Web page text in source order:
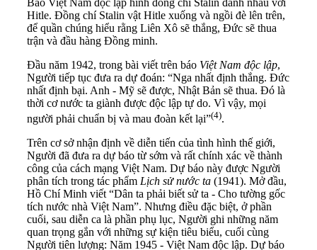
Hitle. Đồng chí Stalin vật Hitle xuống và ngồi đè lên trên,
để quần chúng hiểu rằng Liên Xô sẽ thắng, Đức sẽ thua
trận và đầu hàng Đồng minh.
Đầu năm 1942, trong bài viết trên báo Việt Nam độc lập,
Người tiếp tục đưa ra dự đoán: “Nga nhất định thắng. Đức
nhất định bại. Anh - Mỹ sẽ được, Nhật Bản sẽ thua. Đó là
thời cơ nước ta giành được độc lập tự do. Vì vậy, mọi
người phải chuẩn bị và mau đoàn kết lại”(4).
Trên cơ sở nhận định về diễn tiến của tình hình thế giới,
Người đã đưa ra dự báo từ sớm và rất chính xác về thành
công của cách mạng Việt Nam. Dự báo này được Người
phân tích trong tác phẩm Lịch sử nước ta (1941). Mở đầu,
Hồ Chí Minh viết “Dân ta phải biết sử ta - Cho tường gốc
tích nước nhà Việt Nam”. Nhưng điều đặc biệt, ở phần
cuối, sau diễn ca là phần phụ lục, Người ghi những năm
quan trọng gắn với những sự kiện tiêu biểu, cuối cùng
Người tiên lượng: Năm 1945 - Việt Nam độc lập. Dự báo